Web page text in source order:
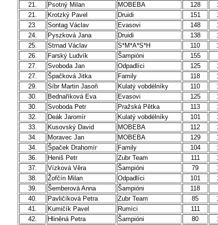
21.
Psotný Milan MOBEBA 128
21.
Krotzký Pavel Druidi 151
23.
Sontag Václav Evasovi 148
24.
Pyszková Jana Druidi 138
25.
Strnad Václav S*M*A*S*H 110
26.
Farský Ludvík Šampióni
155
27.
Svoboda Jan Odpadlíci 125
27.
Špačková Jitka Family 118
29.
Síbr Martin Jasoň Kulatý vobdélníky 110
30.
Bednaříková Eva Evasovi 125
30.
Svoboda Petr Pražská Pětka 113
32.
Deák Jaromír Kulatý vobdélníky 101
33.
Kusovský David MOBEBA 112
34.
Moravec Jan MOBEBA 129
34.
Špaček Drahomír Family 104
36.
Heniš Petr Zubr Team 111
37.
Vízková Věra Šampióni 79
38.
Žofčín Milan Odpadlíci 101
39.
Šemberová Anna Šampióni
118
40.
Pavličíková Petra Zubr Team 85
41.
Kumičík Pavel Rumíci
111
42.
Hliněná Petra Šampióni 80